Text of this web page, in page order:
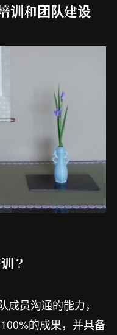
训和团队建设
？
员沟通的能力，
的成果，并具备